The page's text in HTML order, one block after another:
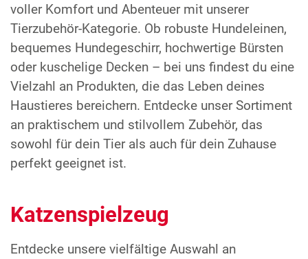
voller Komfort und Abenteuer mit unserer
Tierzubehör-Kategorie. Ob robuste Hundeleinen,
bequemes Hundegeschirr, hochwertige Bürsten
oder kuschelige Decken – bei uns findest du eine
Vielzahl an Produkten, die das Leben deines
Haustieres bereichern. Entdecke unser Sortiment
an praktischem und stilvollem Zubehör, das
sowohl für dein Tier als auch für dein Zuhause
perfekt geeignet ist.
Katzenspielzeug
Entdecke unsere vielfältige Auswahl an